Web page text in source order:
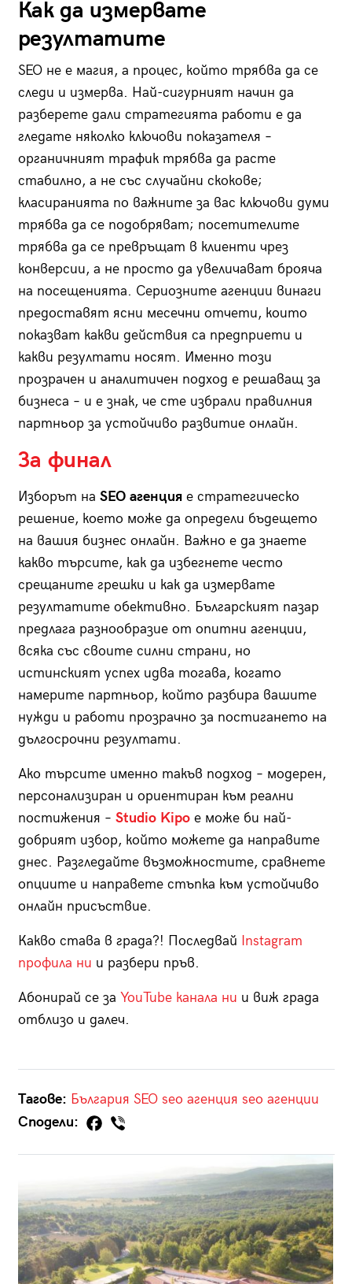
Как да измервате
резултатите
SEO не е магия, а процес, който трябва да се
следи и измерва. Най-сигурният начин да
разберете дали стратегията работи е да
гледате няколко ключови показателя –
органичният трафик трябва да расте
стабилно, а не със случайни скокове;
класиранията по важните за вас ключови думи
трябва да се подобряват; посетителите
трябва да се превръщат в клиенти чрез
конверсии, а не просто да увеличават брояча
на посещенията. Сериозните агенции винаги
предоставят ясни месечни отчети, които
показват какви действия са предприети и
какви резултати носят. Именно този
прозрачен и аналитичен подход е решаващ за
бизнеса – и е знак, че сте избрали правилния
партньор за устойчиво развитие онлайн.
За финал
Изборът на SEO агенцияе стратегическо
решение, което може да определи бъдещето
на вашия бизнес онлайн. Важно е да знаете
какво търсите, как да избегнете често
срещаните грешки и как да измервате
резултатите обективно. Българският пазар
предлага разнообразие от опитни агенции,
всяка със своите силни страни, но
истинският успех идва тогава, когато
намерите партньор, който разбира вашите
нужди и работи прозрачно за постигането на
дългосрочни резултати.
Ако търсите именно такъв подход – модерен,
персонализиран и ориентиран към реални
постижения – Studio Kipo е може би най-
добрият избор, който можете да направите
днес. Разгледайте възможностите, сравнете
опциите и направете стъпка към устойчиво
онлайн присъствие.
Какво става в града?! Последвай Instagram
профила ни и разбери пръв.
Абонирай се за YouTube канала ни и виж града
отблизо и далеч.
Тагове: България SEO seo агенция seo агенции
Сподели: